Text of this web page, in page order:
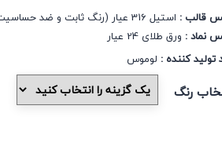
قالب : استیل 316 عیار (رنگ ثابت و ضد حساسیت)
نماد : ورق طلای 24 عیار
تولید کننده : لوموس
رنگ